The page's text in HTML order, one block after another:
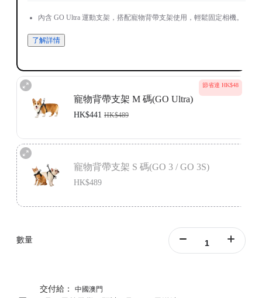
內含 GO Ultra 運動支架，搭配寵物背帶支架使用，輕鬆固定相機。
了解詳情
節省達 HK$48
寵物背帶支架 M 碼(GO Ultra)
HK$441 HK$489
了解詳情 寵物背帶支架 S 碼(GO 3 / GO 3S)
HK$489
數量
交付給： 中國澳門